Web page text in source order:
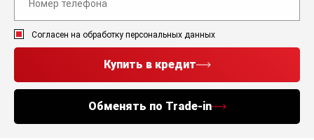
Согласен на обработку персональных данных
Купить в кредит
Обменять по Trade-in